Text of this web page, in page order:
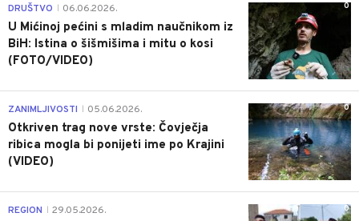
0
DRUŠTVO 06.06.2026.
U Mićinoj pećini s mladim naučnikom iz
BiH: Istina o šišmišima i mitu o kosi
(FOTO/VIDEO)
0
ZANIMLJIVOSTI 05.06.2026.
Otkriven trag nove vrste: Čovječja
ribica mogla bi ponijeti ime po Krajini
(VIDEO)
0
REGION 29.05.2026.